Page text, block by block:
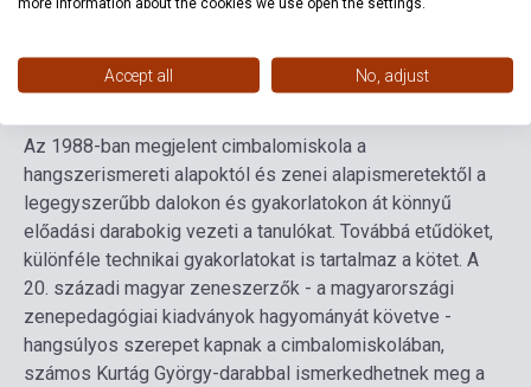
Részletes leírás Kapcsolódó linkek Vélemények
Az 1988-ban megjelent cimbalomiskola a
hangszerismereti alapoktól és zenei alapismeretektől a
legegyszerűbb dalokon és gyakorlatokon át könnyű
előadási darabokig vezeti a tanulókat. Továbbá etűdöket,
különféle technikai gyakorlatokat is tartalmaz a kötet. A
20. századi magyar zeneszerzők - a magyarországi
zenepedagógiai kiadványok hagyományát követve -
hangsúlyos szerepet kapnak a cimbalomiskolában,
számos Kurtág György-darabbal ismerkedhetnek meg a
Accept all No, adjust